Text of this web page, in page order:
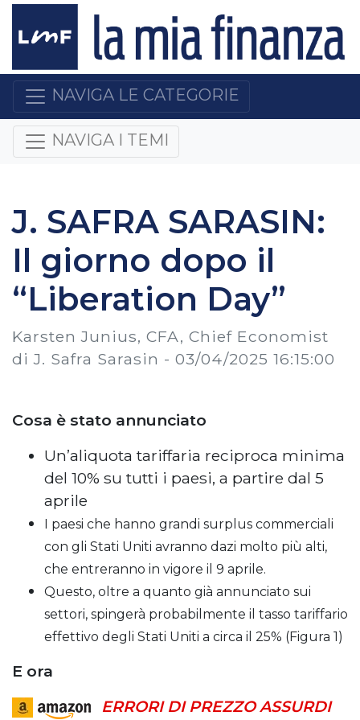
NAVIGA LE CATEGORIE
NAVIGA I TEMI
J. SAFRA SARASIN:
Il giorno dopo il
“Liberation Day”
Karsten Junius, CFA, Chief Economist
di J. Safra Sarasin - 03/04/2025 16:15:00
Cosa è stato annunciato
Un’aliquota tariffaria reciproca minima
del 10% su tutti i paesi, a partire dal 5
aprile
I paesi che hanno grandi surplus commerciali
con gli Stati Uniti avranno dazi molto più alti,
che entreranno in vigore il 9 aprile.
Questo, oltre a quanto già annunciato sui
settori, spingerà probabilmente il tasso tariffario
effettivo degli Stati Uniti a circa il 25% (Figura 1)
E ora
ERRORI DI PREZZO ASSURDI